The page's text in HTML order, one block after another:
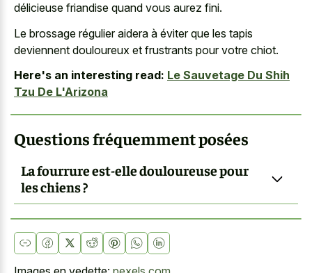
délicieuse friandise quand vous aurez fini.
Le brossage régulier aidera à éviter que les tapis
deviennent douloureux et frustrants pour votre chiot.
Here's an interesting read: Le Sauvetage Du Shih
Tzu De L'Arizona
Questions fréquemment posées
La fourrure est-elle douloureuse pour
les chiens ?